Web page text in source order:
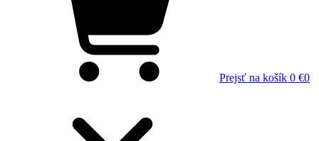
Prejsť na košík 0 €0